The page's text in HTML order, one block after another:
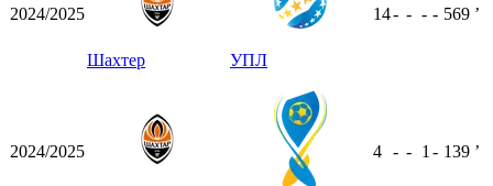
2024/2025
Шахтер УПЛ
14- - - - 569 ʼ
2024/2025 4 - - 1 - 139 ʼ